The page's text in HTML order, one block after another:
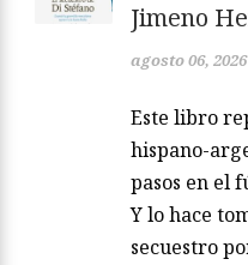
Jimeno
agosto 06, 2026
Este libro
hispano-
pasos en el
Y lo hace
secuestro